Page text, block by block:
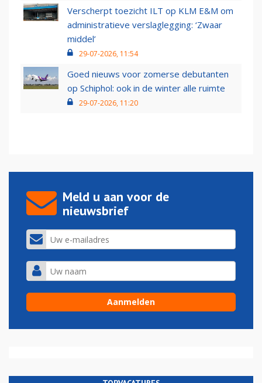
Verscherpt toezicht ILT op KLM E&M om
administratieve verslaglegging: ‘Zwaar
middel’
29-07-2026, 11:54
Goed nieuws voor zomerse debutanten
op Schiphol: ook in de winter alle ruimte
29-07-2026, 11:20
Meld u aan voor de
nieuwsbrief